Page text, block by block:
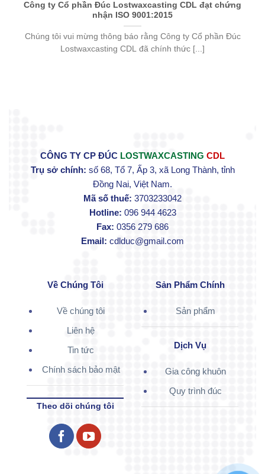
Công ty Cổ phần Đúc Lostwaxcasting CDL đạt chứng
nhận ISO 9001:2015
Chúng tôi vui mừng thông báo rằng Công ty Cổ phần Đúc
Lostwaxcasting CDL đã chính thức [...]
CÔNG TY CP ĐÚC LOSTWAXCASTING CDL
Trụ sở chính: số 68, Tổ 7, Ấp 3, xã Long Thành, tỉnh
Đồng Nai, Việt Nam.
Mã số thuế: 3703233042
Hotline: 096 944 4623
Fax: 0356 279 686
Email: cdlduc@gmail.com
Về Chúng Tôi
Về chúng tôi
Liên hệ
Tin tức
Chính sách bảo mật
Theo dõi chúng tôi
Sản Phẩm Chính
Sản phẩm
Dịch Vụ
Gia công khuôn
Quy trình đúc